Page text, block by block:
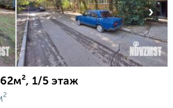
›
1/5 этаж